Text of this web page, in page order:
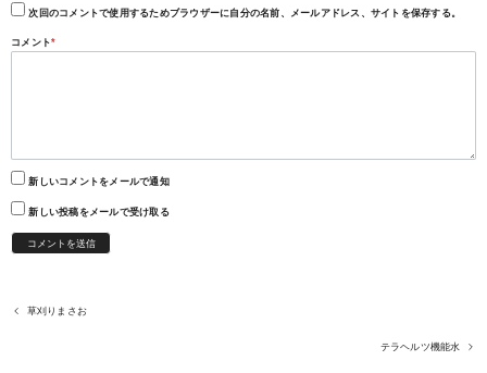
次回のコメントで使用するためブラウザーに自分の名前、メールアドレス、サイトを保存する。
コメント*
新しいコメントをメールで通知
新しい投稿をメールで受け取る
草刈りまさお
テラヘルツ機能水